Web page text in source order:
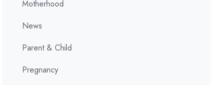
Motherhood
News
Parent & Child
Pregnancy